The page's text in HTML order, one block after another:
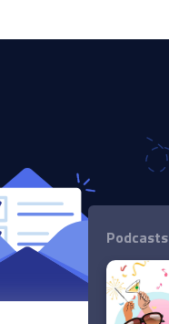
Podcasts